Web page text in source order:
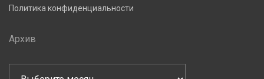
Политика конфиденциальности
Архив